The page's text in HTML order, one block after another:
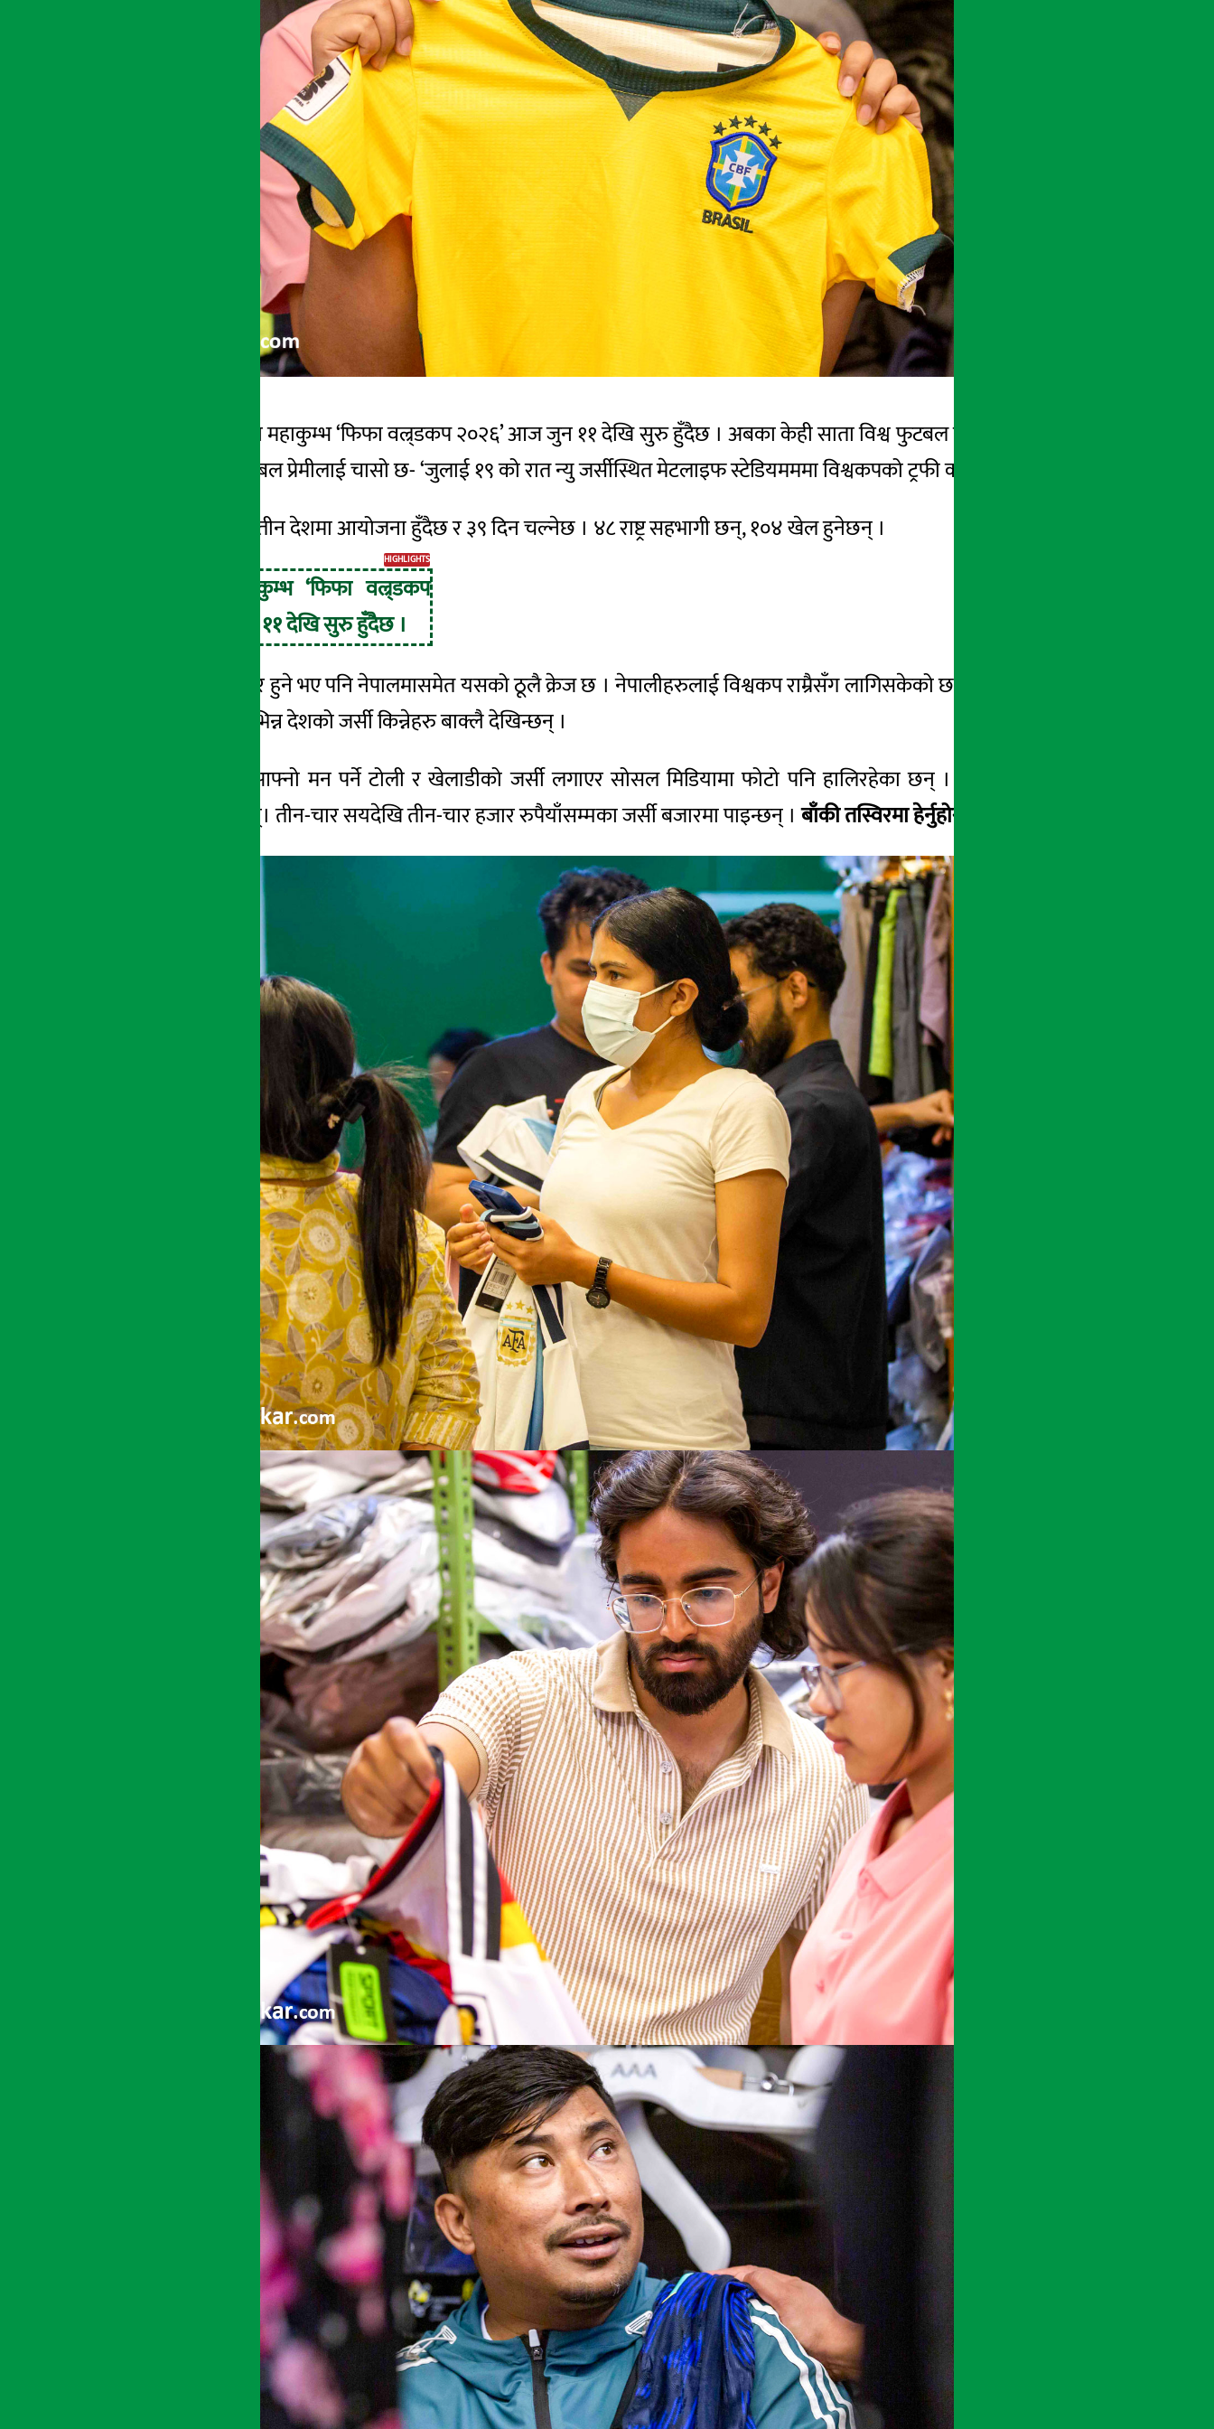
काठमाडौँ । फुटबलको महाकुम्भ ‘फिफावल्र्डकप२०२६’ आज जुन ११ देखि सुरु हुँदैछ । अबका केही साता विश्व फुटबल इतिहासकै सबैभन्दा रोमाञ्चक
बन्नेछन् । विश्वका फुटबल प्रेमीलाई चासो छ- ‘जुलाई १९ को रात न्युजर्सीस्थितमेटलाइफस्टेडियमममाविश्वकपको ट्रफी कसले
यसपटकको विश्वकप तीन देशमा आयोजना हुँदैछ र ३९ दिन चल्नेछ । ४८ राष्ट्र सहभागी छन्, १०४ खेल हुनेछन् ।
HIGHLIGHTS
फुटबलको महाकुम्भ ‘फिफा वल्र्डकप
२०२६’ आज जुन ११ देखि सुरु हुँदैछ ।
समुद्रपारहुने भए पनिनेपालमासमेतयसको ठूलै क्रेज छ ।नेपालीहरुलाईविश्वकप राम्रैसँग लागिसकेको छ । यसको
विभिन्न देशको जर्सीकिन्नेहरुबाक्लै देखिन्छन् ।
फुटबल समर्थकहरू आफ्नो मन पर्ने टोली र खेलाडीको जर्सी लगाएर सोसल मिडियामा फोटो पनि हालिरहेका छन् । बजारमा विभिन्न क्वालिटी र
मूल्यका जर्सी पाइन्छन्।तीन-चारसयदेखितीन-चारहजार रुपैयाँसम्मका जर्सी बजारमा पाइन्छन् ।बाँकी तस्विरमा हेर्नुहोस्ः